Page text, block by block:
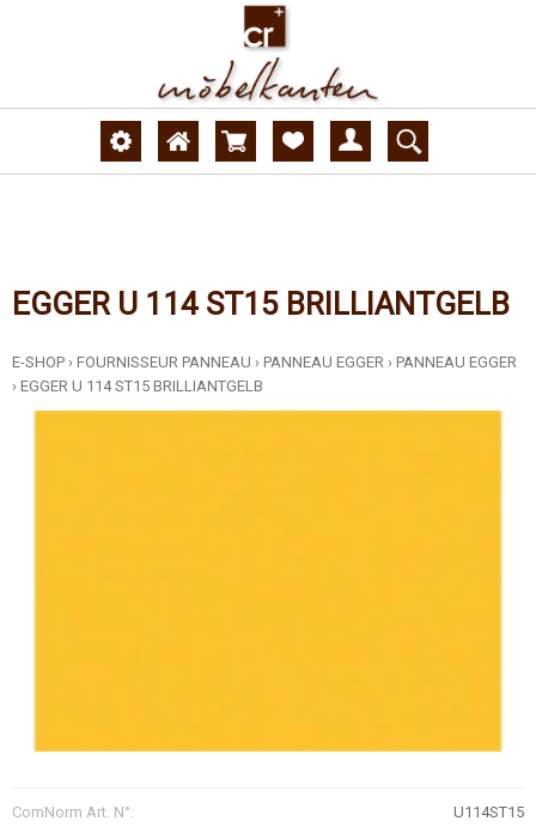
EGGER U 114 ST15 BRILLIANTGELB
E-SHOP › FOURNISSEUR PANNEAU › PANNEAU EGGER › PANNEAU EGGER
› EGGER U 114 ST15 BRILLIANTGELB
ComNorm Art. N°: U114ST15